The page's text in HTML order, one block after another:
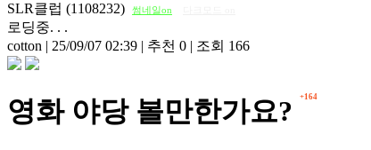
SLR클럽 (1108232) 썸네일on
로딩중. . .
cotton | 25/09/07 02:39 | 추천 0 | 조회 166
영화 야당 볼만한가요? +164